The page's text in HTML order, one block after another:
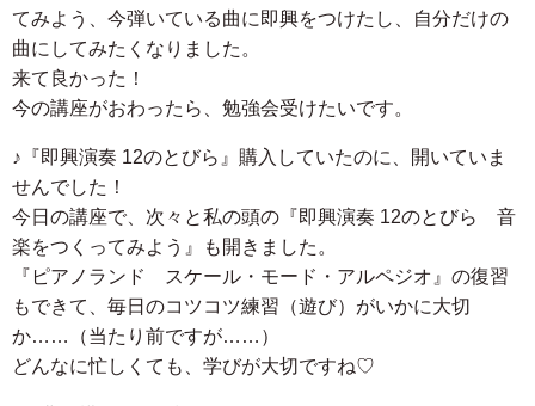
てみよう、今弾いている曲に即興をつけたし、自分だけの
曲にしてみたくなりました。
来て良かった！
今の講座がおわったら、勉強会受けたいです。
♪『即興演奏 12のとびら』購入していたのに、開いていま
せんでした！
今日の講座で、次々と私の頭の『即興演奏 12のとびら 音
楽をつくってみよう』も開きました。
『ピアノランド スケール・モード・アルペジオ』の復習
もできて、毎日のコツコツ練習（遊び）がいかに大切
か……（当たり前ですが……）
どんなに忙しくても、学びが大切ですね♡